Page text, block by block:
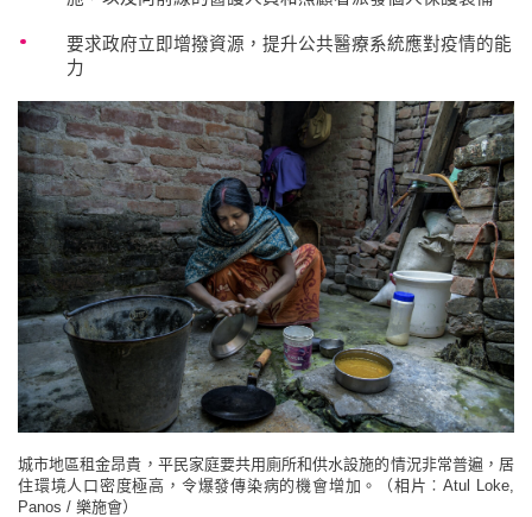
要求政府立即增撥資源，提升公共醫療系統應對疫情的能
力
城市地區租金昂貴，平民家庭要共用廁所和供水設施的情況非常普遍，居
住環境人口密度極高，令爆發傳染病的機會增加。（相片︰Atul Loke,
Panos / 樂施會）